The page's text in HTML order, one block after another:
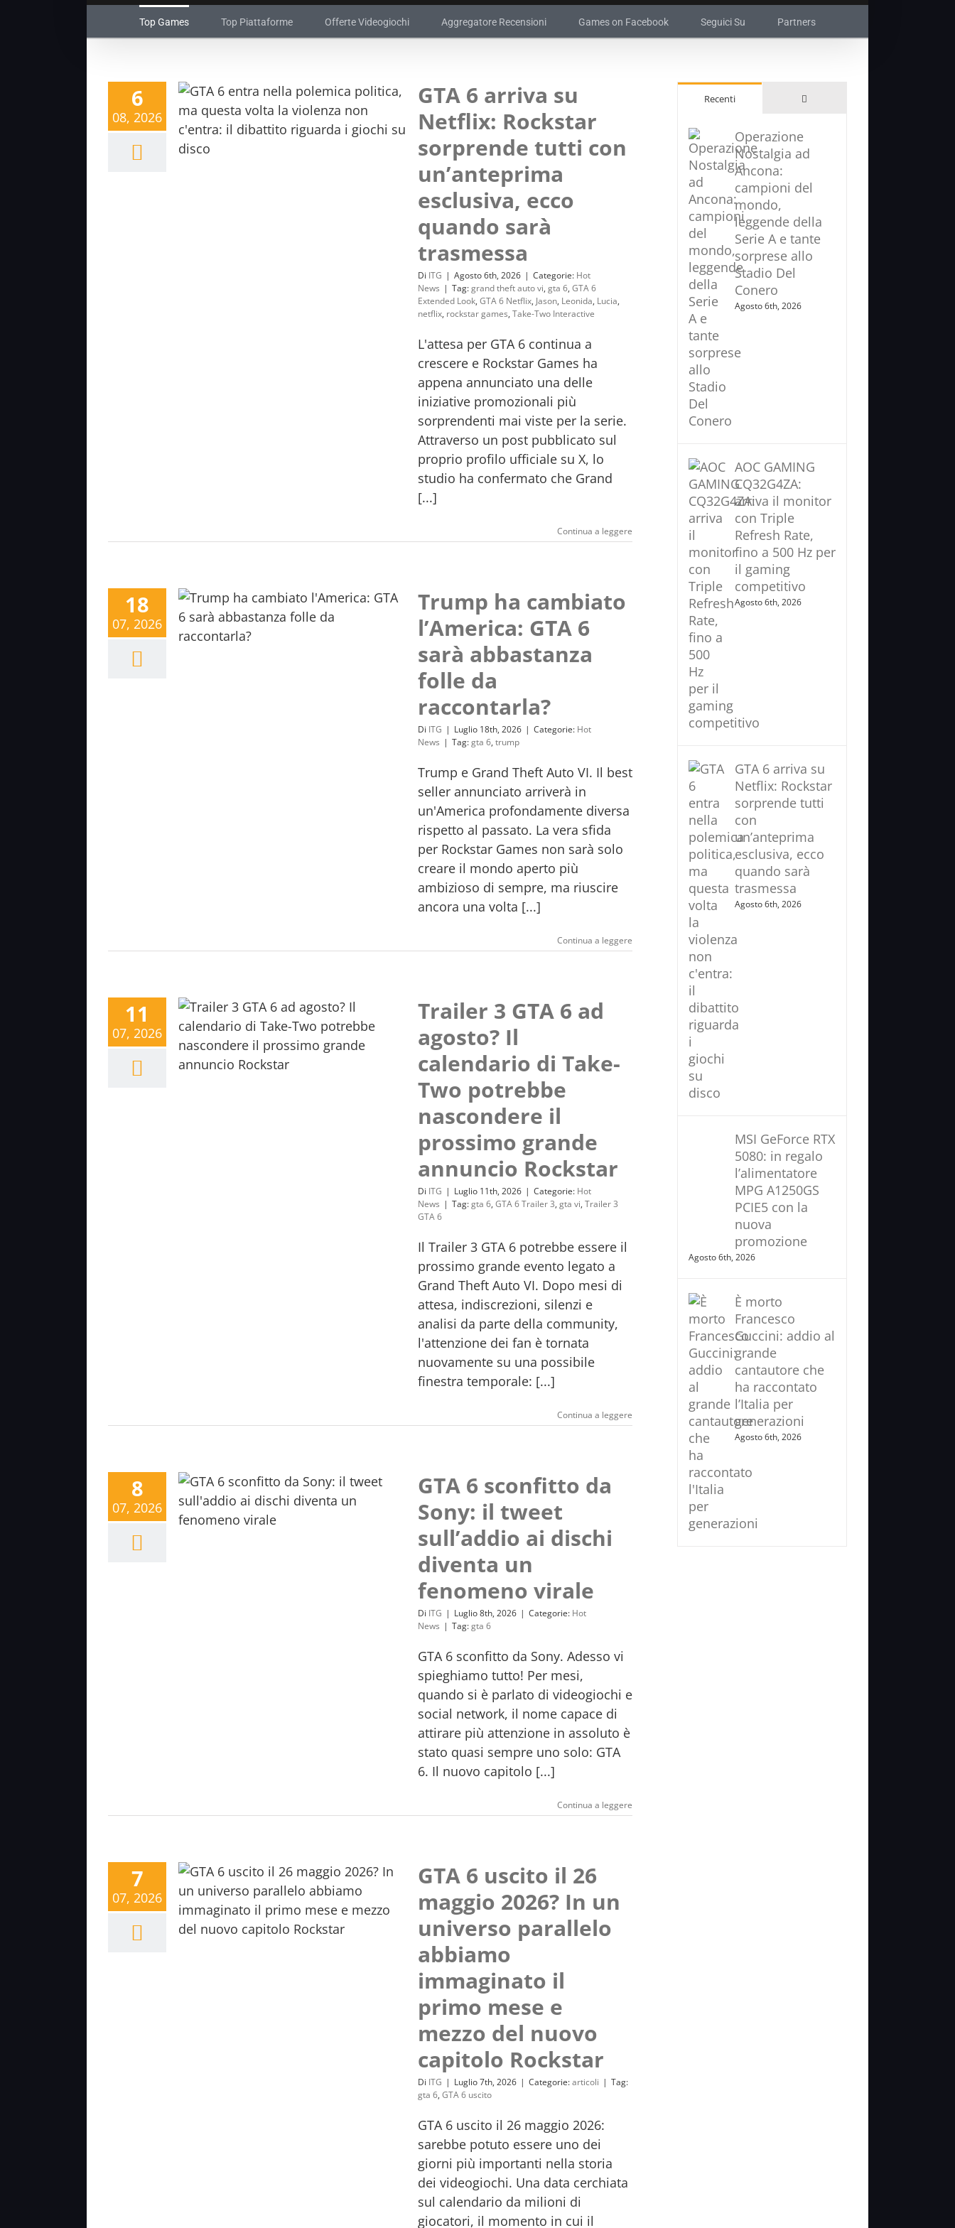
Top Games Top Piattaforme Offerte Videogiochi Aggregatore Recensioni Games on Facebook Seguici Su Partners
6
08, 2026
GTA 6 arriva su
Netflix: Rockstar
sorprende tutti con
un’anteprima
esclusiva, ecco
quando sarà
trasmessa
Di ITG | Agosto 6th, 2026 | Categorie: Hot
News | Tag:grand theft auto vi, gta 6, GTA 6
Extended Look, GTA 6 Netflix, Jason, Leonida, Lucia,
netflix, rockstar games, Take-Two Interactive
L'attesa per GTA 6 continua a
crescere e Rockstar Games ha
appena annunciato una delle
iniziative promozionali più
sorprendenti mai viste per la serie.
Attraverso un post pubblicato sul
proprio profilo ufficiale su X, lo
studio ha confermato che Grand
[...]
Continua a leggere
18
07, 2026
Trump ha cambiato
l’America: GTA 6
sarà abbastanza
folle da
raccontarla?
Di ITG | Luglio 18th, 2026 | Categorie: Hot
News | Tag:gta 6, trump
Trump e Grand Theft Auto VI. Il best
seller annunciato arriverà in
un'America profondamente diversa
rispetto al passato. La vera sfida
per Rockstar Games non sarà solo
creare il mondo aperto più
ambizioso di sempre, ma riuscire
ancora una volta [...]
Continua a leggere
11
07, 2026
Trailer 3 GTA 6 ad
agosto? Il
calendario di Take-
Two potrebbe
nascondere il
prossimo grande
annuncio Rockstar
Di ITG | Luglio 11th, 2026 | Categorie: Hot
News | Tag:gta 6, GTA 6 Trailer 3, gta vi, Trailer 3
GTA 6
Il Trailer 3 GTA 6 potrebbe essere il
prossimo grande evento legato a
Grand Theft Auto VI. Dopo mesi di
attesa, indiscrezioni, silenzi e
analisi da parte della community,
l'attenzione dei fan è tornata
nuovamente su una possibile
finestra temporale: [...]
Continua a leggere
8
07, 2026
GTA 6 sconfitto da
Sony: il tweet
sull’addio ai dischi
diventa un
fenomeno virale
Di ITG | Luglio 8th, 2026 | Categorie: Hot
News | Tag:gta 6
GTA 6 sconfitto da Sony. Adesso vi
spieghiamo tutto! Per mesi,
quando si è parlato di videogiochi e
social network, il nome capace di
attirare più attenzione in assoluto è
stato quasi sempre uno solo: GTA
6. Il nuovo capitolo [...]
Continua a leggere
7
07, 2026
GTA 6 uscito il 26
maggio 2026? In un
universo parallelo
abbiamo
immaginato il
primo mese e
mezzo del nuovo
capitolo Rockstar
Di ITG | Luglio 7th, 2026 | Categorie:articoli | Tag:
gta 6, GTA 6 uscito
GTA 6 uscito il 26 maggio 2026:
sarebbe potuto essere uno dei
giorni più importanti nella storia
dei videogiochi. Una data cerchiata
sul calendario da milioni di
giocatori, il momento in cui il
Recenti Commenti
Operazione
Nostalgia ad
Ancona:
campioni del
mondo,
leggende della
Serie A e tante
sorprese allo
Stadio Del
Conero
Agosto 6th, 2026
AOC GAMING
CQ32G4ZA:
arriva il monitor
con Triple
Refresh Rate,
fino a 500 Hz per
il gaming
competitivo
Agosto 6th, 2026
GTA 6 arriva su
Netflix: Rockstar
sorprende tutti
con
un’anteprima
esclusiva, ecco
quando sarà
trasmessa
Agosto 6th, 2026
MSI GeForce RTX
5080: in regalo
l’alimentatore
MPG A1250GS
PCIE5 con la
nuova
promozione
Agosto 6th, 2026
È morto
Francesco
Guccini: addio al
grande
cantautore che
ha raccontato
l’Italia per
generazioni
Agosto 6th, 2026